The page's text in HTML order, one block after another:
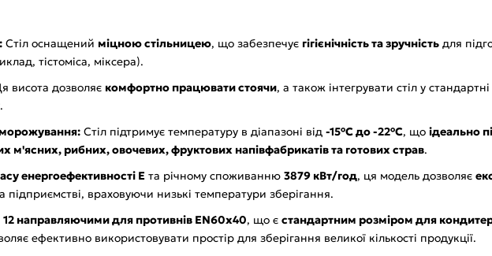
Стіл оснащений міцною стільницею, що забезпечує гігієнічність та зручність для
тістоміса, міксера).
висота дозволяє комфортно працювати стоячи, а також інтегрувати стіл у стандартні
.
Стіл підтримує температуру в діапазоні від -15°C до -22°C, що ідеально
м'ясних, рибних, овочевих, фруктових напівфабрикатів та готових страв.
енергоефективності E та річному споживанню 3879 кВт/год, ця модель дозволяє
враховуючи низькі температури зберігання.
12 направляючими для противнів EN60x40, що є стандартним розміром для
ефективно використовувати простір для зберігання великої кількості продукції.